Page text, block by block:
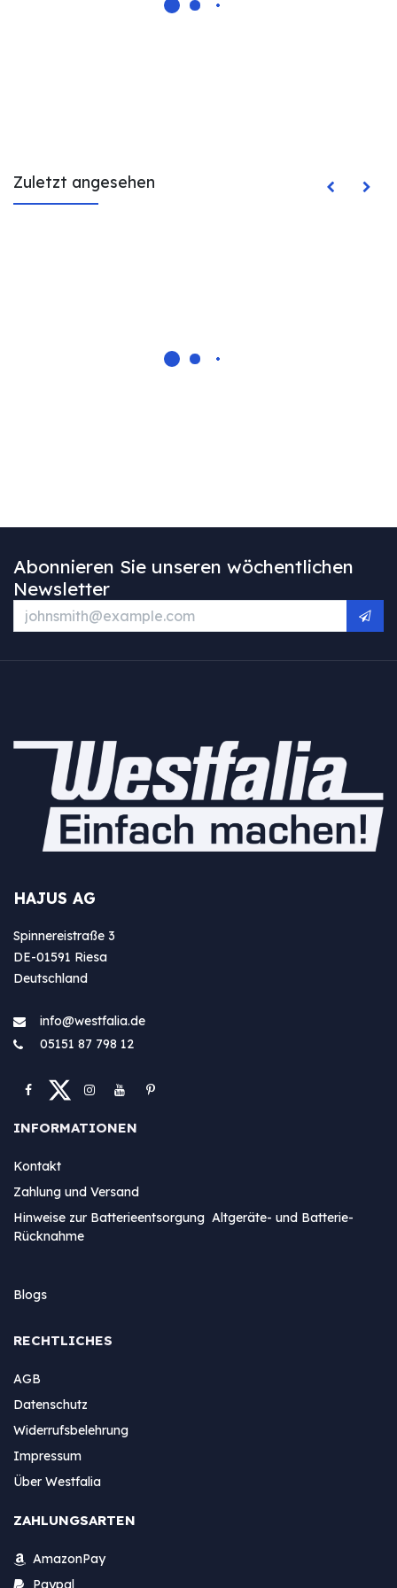
Zuletzt angesehen
Abonnieren Sie unseren wöchentlichen
Newsletter
HAJUS AG
Spinnereistraße 3
DE-01591 Riesa
Deutschland
info@westfa​lia.de
05151 87 798 12
INFORMATIONEN
Kontakt
Zahlung und Versand
Hinweise zur Batterieentsorgung Altgeräte- und Batterie-
Rücknahme
Blogs
RECHTLICHES
AGB
Datenschutz
Widerrufsbelehrung
Impressum
Über Westfalia
ZAHLUNGSARTEN
AmazonPay
Paypal